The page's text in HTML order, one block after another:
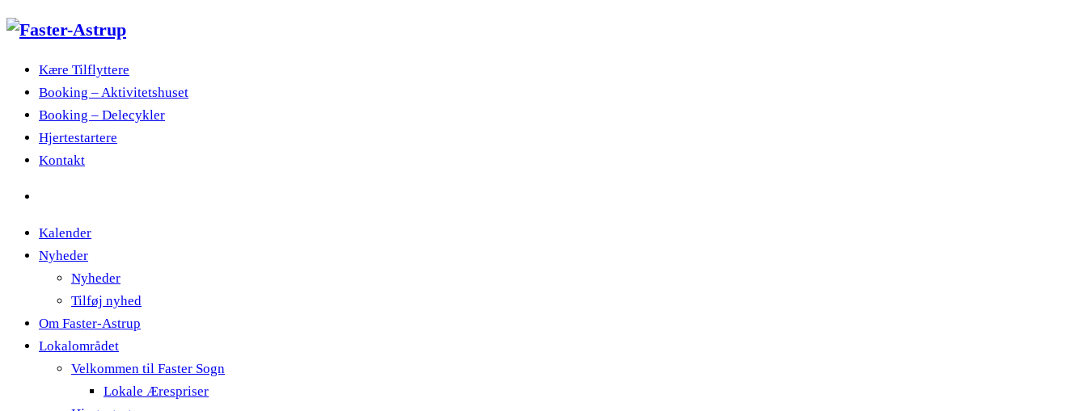
Kære Tilflyttere
Booking – Aktivitetshuset
Booking – Delecykler
Hjertestartere
Kontakt
Kalender
Nyheder
Nyheder
Tilføj nyhed
Om Faster-Astrup
Lokalområdet
Velkommen til Faster Sogn
Lokale Ærespriser